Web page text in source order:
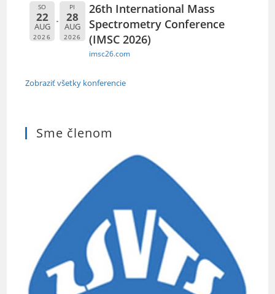
SO
22
AUG
2026
PI
28
AUG
2026
26th International Mass
Spectrometry Conference
(IMSC 2026)
imsc26.com
Zobraziť všetky konferencie
Sme členom